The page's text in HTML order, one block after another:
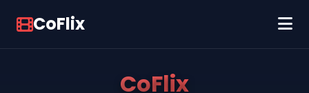
CoFlix
CoFlix